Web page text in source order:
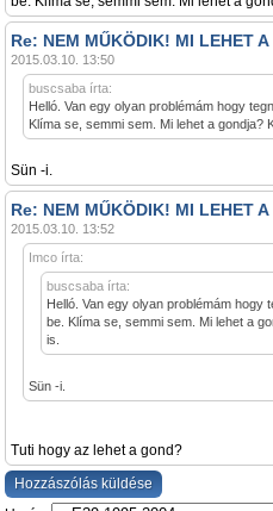
Re: NEM MŰKÖDIK! MI LEHET
2015.03.10. 13:50
buscsaba írta:
Helló. Van egy olyan problémám hogy
Klíma se, semmi sem. Mi lehet a gondja?
Sün -i.
Re: NEM MŰKÖDIK! MI LEHET
2015.03.10. 13:52
Imco írta:
buscsaba írta:
Helló. Van egy olyan problémám hogy
be. Klíma se, semmi sem. Mi lehet a
is.
Sün -i.
Tuti hogy az lehet a gond?
Hozzászólás küldése